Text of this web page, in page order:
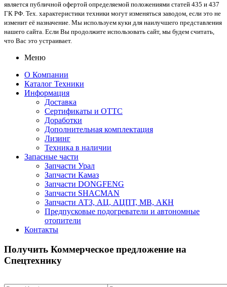
является публичной офертой определяемой положениями статей 435 и 437
ГК РФ. Тех. характеристики техники могут изменяться заводом, если это не
изменит её назначение. Мы используем куки для наилучшего представления
нашего сайта. Если Вы продолжите использовать сайт, мы будем считать,
что Вас это устраивает.
Меню
О Компании
Каталог Техники
Информация
Доставка
Сертификаты и ОТТС
Доработки
Дополнительная комплектация
Лизинг
Техника в наличии
Запасные части
Запчасти Урал
Запчасти Камаз
Запчасти DONGFENG
Запчасти SHACMAN
Запчасти АТЗ, АЦ, АЦПТ, МВ, АКН
Предпусковые подогреватели и автономные
отопители
Контакты
Получить Коммерческое предложение на
Спецтехнику